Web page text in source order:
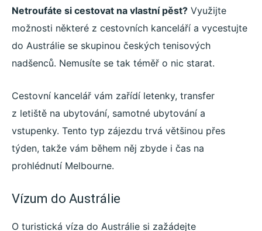
Netroufáte si cestovat na vlastní pěst? Využijte
možnosti některé z cestovních kanceláří a vycestujte
do Austrálie se skupinou českých tenisových
nadšenců. Nemusíte se tak téměř o nic starat.
Cestovní kancelář vám zařídí letenky, transfer
z letiště na ubytování, samotné ubytování a
vstupenky. Tento typ zájezdu trvá většinou přes
týden, takže vám během něj zbyde i čas na
prohlédnutí Melbourne.
Vízum do Austrálie
O turistická víza do Austrálie si zažádejte